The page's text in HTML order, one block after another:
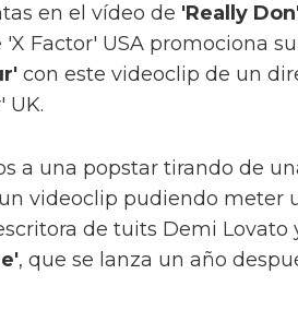
en el vídeo de 'Really
Factor' USA promociona
con este videoclip de un
UK.
a una popstar tirando de
videoclip pudiendo meter
de tuits Demi Lovato
, que se lanza un año